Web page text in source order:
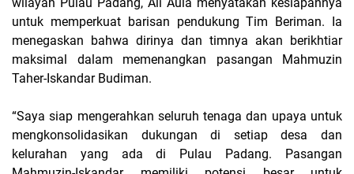
untuk memperkuat barisan pendukung Tim Beriman. Ia
menegaskan bahwa dirinya dan timnya akan berikhtiar
maksimal dalam memenangkan pasangan Mahmuzin
Taher-Iskandar Budiman.
“Saya siap mengerahkan seluruh tenaga dan upaya untuk
mengkonsolidasikan dukungan di setiap desa dan
kelurahan yang ada di Pulau Padang. Pasangan